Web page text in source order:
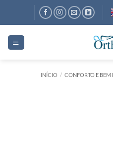
INÍCIO / CONFORTO E BEM